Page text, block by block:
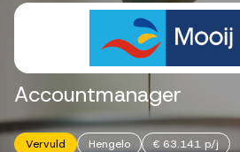
Executive Search
Recruitment Services
Accountmanager
Vervuld Hengelo € 63.141 p/j